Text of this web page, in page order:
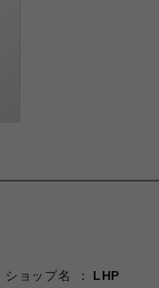
ショップ名
LHP